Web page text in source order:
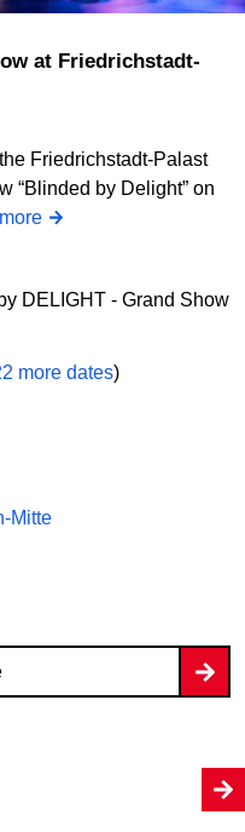
Friedrichstadt-Palast
“Blinded by Delight” on
more
DELIGHT - Grand Show
more dates)
Mitte